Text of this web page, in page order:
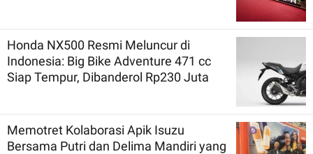
Honda NX500 Resmi Meluncur di
Indonesia: Big Bike Adventure 471 cc
Siap Tempur, Dibanderol Rp230 Juta
Memotret Kolaborasi Apik Isuzu
Bersama Putri dan Delima Mandiri yang